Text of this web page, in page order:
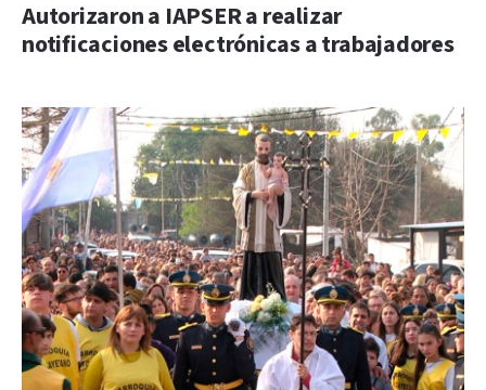
Autorizaron a IAPSER a realizar
notificaciones electrónicas a trabajadores